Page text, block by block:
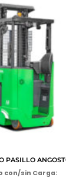
PASILLO
con/sin Carga: